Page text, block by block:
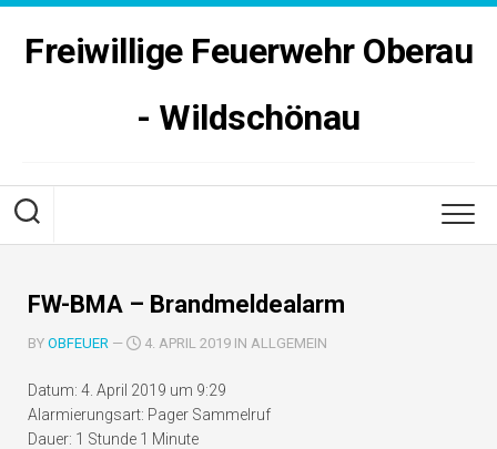
Skip
contentFreiwillige Feuerwehr Oberau
- Wildschönau
FW-BMA – Brandmeldealarm
BY OBFEUER — 4. APRIL 2019 IN ALLGEMEIN
Datum: 4. April 2019 um 9:29
Alarmierungsart: Pager Sammelruf
Dauer: 1 Stunde 1 Minute